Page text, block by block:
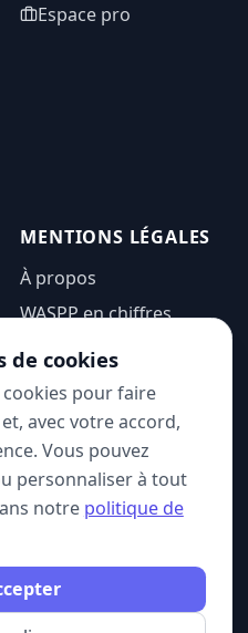
Espace pro
MENTIONS LÉGALES
À propos
WASPP en chiffres
Mentions légales
Politique de
confidentialité
CGU
de cookies
pour faire
avec votre accord,
Vous pouvez
personnaliser à tout
notre politique de